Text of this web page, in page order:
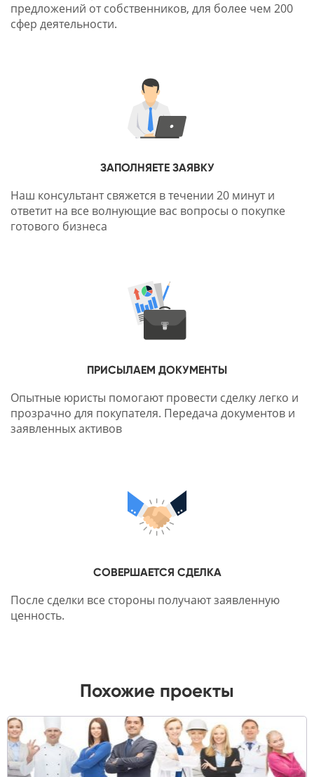
предложений от собственников, для более чем 200
сфер деятельности.
ЗАПОЛНЯЕТЕ ЗАЯВКУ
Наш консультант свяжется в течении 20 минут и
ответит на все волнующие вас вопросы о покупке
готового бизнеса
ПРИСЫЛАЕМ ДОКУМЕНТЫ
Опытные юристы помогают провести сделку легко и
прозрачно для покупателя. Передача документов и
заявленных активов
СОВЕРШАЕТСЯ СДЕЛКА
После сделки все стороны получают заявленную
ценность.
Похожие проекты